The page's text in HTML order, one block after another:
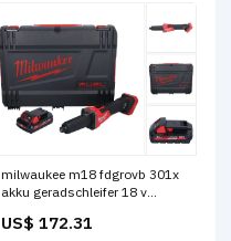
milwaukee m18 fdgrovb 301x
akku geradschleifer 18 v
box ohne ladegerat Rep - BE
US$ 172.31